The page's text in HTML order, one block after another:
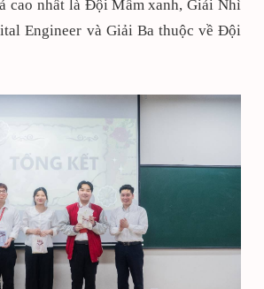
cao nhất là Đội Mầm xanh, Giải Nhì
Engineer và Giải Ba thuộc về Đội